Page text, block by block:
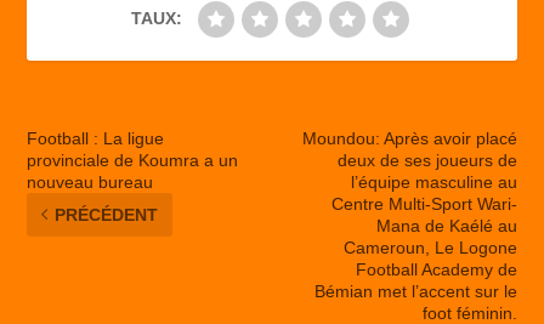
TAUX:
Football : La ligue
provinciale de Koumra a un
nouveau bureau
PRÉCÉDENT
Moundou: Après avoir placé
deux de ses joueurs de
l’équipe masculine au
Centre Multi-Sport Wari-
Mana de Kaélé au
Cameroun, Le Logone
Football Academy de
Bémian met l’accent sur le
foot féminin.